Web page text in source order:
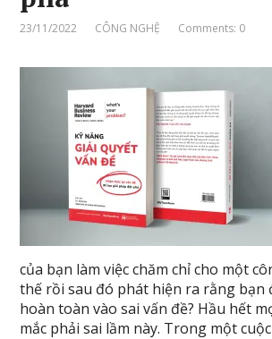
23/11/2022 CÔNG NGHỆ Comments: 0
của bạn làm việc chăm chỉ cho một
thế rồi sau đó phát hiện ra rằng
hoàn toàn vào sai vấn đề? Hầu hết
mắc phải sai lầm này. Trong một